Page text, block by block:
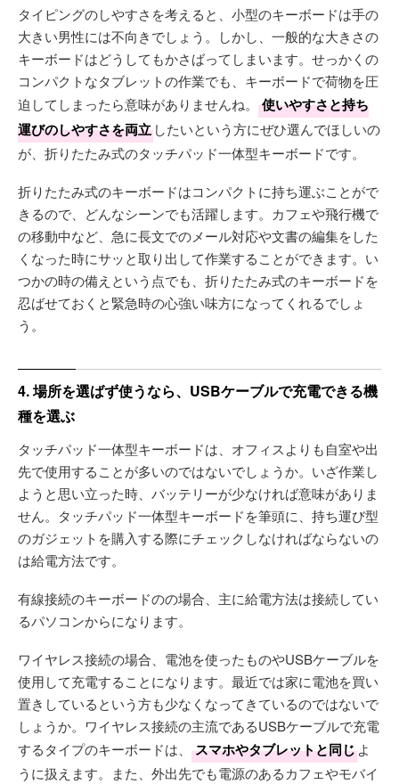
タイピングのしやすさを考えると、小型のキーボードは手の
大きい男性には不向きでしょう。しかし、一般的な大きさの
キーボードはどうしてもかさばってしまいます。せっかくの
コンパクトなタブレットの作業でも、キーボードで荷物を圧
迫してしまったら意味がありませんね。
使いやすさと持ち
運びのしやすさを両立 したいという方にぜひ選んでほしいの
が、折りたたみ式のタッチパッド一体型キーボードです。
折りたたみ式のキーボードはコンパクトに持ち運ぶことがで
きるので、どんなシーンでも活躍します。カフェや飛行機で
の移動中など、急に長文でのメール対応や文書の編集をした
くなった時にサッと取り出して作業することができます。い
つかの時の備えという点でも、折りたたみ式のキーボードを
忍ばせておくと緊急時の心強い味方になってくれるでしょ
う。
4. 場所を選ばず使うなら、USBケーブルで充電できる機
種を選ぶ
タッチパッド一体型キーボードは、オフィスよりも自室や出
先で使用することが多いのではないでしょうか。いざ作業し
ようと思い立った時、バッテリーが少なければ意味がありま
せん。タッチパッド一体型キーボードを筆頭に、持ち運び型
のガジェットを購入する際にチェックしなければならないの
は給電方法です。
有線接続のキーボードのの場合、主に給電方法は接続してい
るパソコンからになります。
ワイヤレス接続の場合、電池を使ったものやUSBケーブルを
使用して充電することになります。最近では家に電池を買い
置きしているという方も少なくなってきているのではないで
しょうか。ワイヤレス接続の主流であるUSBケーブルで充電
するタイプのキーボードは、
スマホやタブレットと同じよ
うに扱えます。また、外出先でも電源のあるカフェやモバイ